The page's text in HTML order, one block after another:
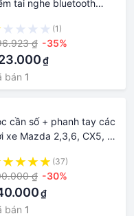
tai nghe bluetooth
giảm tiếng ồn tai nghe
gọi rảnh tay loa
(1)
₫ -35%
₫
bán 1
cần số + phanh tay các
xe Mazda 2,3,6, CX5, ốp
dòng xe Mazda
(37)
₫ -30%
₫
bán 1